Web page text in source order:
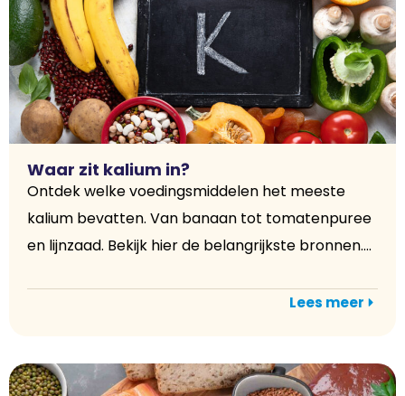
Waar zit kalium in?
Ontdek welke voedingsmiddelen het meeste
kalium bevatten. Van banaan tot tomatenpuree
en lijnzaad. Bekijk hier de belangrijkste bronnen....
Lees meer